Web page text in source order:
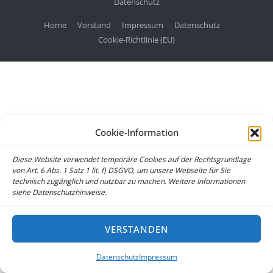
Cookie-Information
Diese Website verwendet temporäre Cookies auf der Rechtsgrundlage
von Art. 6 Abs. 1 Satz 1 lit. f) DSGVO, um unsere Webseite für Sie
technisch zugänglich und nutzbar zu machen. Weitere Informationen
siehe Datenschutzhinweise.
VERSTANDEN
DatenschutzImpressum
Home Vorstand Impressum
Datenschutz
Cookie-Richtlinie (EU)